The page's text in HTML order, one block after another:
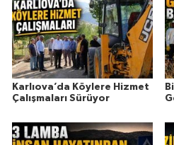
Karlıova’da Köylere Hizmet
Çalışmaları Sürüyor